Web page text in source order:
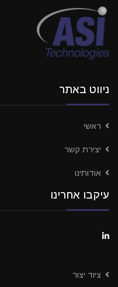
ניווט באתר
ראשי
יצירת קשר
אודותינו
עיקבו אחרינו
ציוד יצור